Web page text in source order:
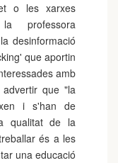
o les xarxes
professora
desinformació
que aportin
amb
que "la
i s'han de
qualitat de la
és a les
una educació